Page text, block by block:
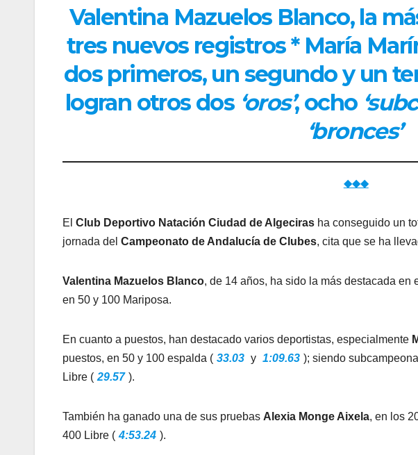
Valentina Mazuelos Blanco, la
tres nuevos registros * María
dos primeros, un segundo y un
logran otros dos ‘oros’, ocho
‘bronces’
◆◆◆
El Club Deportivo Natación Ciudad de Algeciras ha conseguido un
jornada del Campeonato de Andalucía de Clubes, cita que se ha
Valentina Mazuelos Blanco, de 14 años, ha sido la más destacada
en 50 y 100 Mariposa.
En cuanto a puestos, han destacado varios deportistas, especialmente
puestos, en 50 y 100 espalda ( 33.03 y 1:09.63 ); siendo
Libre ( 29.57 ).
También ha ganado una de sus pruebas Alexia Monge Aixela, en los
400 Libre ( 4:53.24 ).